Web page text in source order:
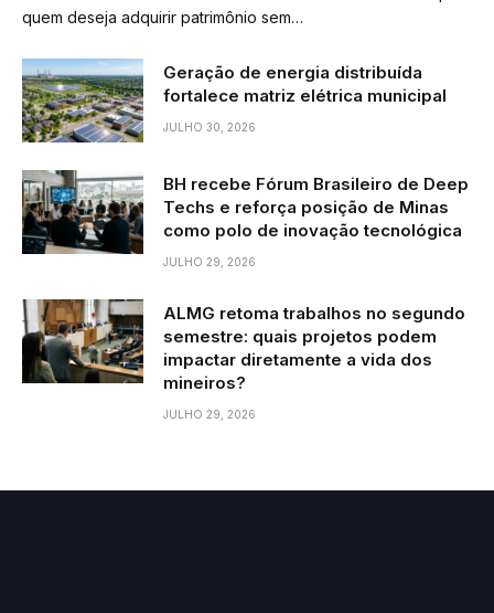
quem deseja adquirir patrimônio sem…
Geração de energia distribuída
fortalece matriz elétrica municipal
JULHO 30, 2026
BH recebe Fórum Brasileiro de Deep
Techs e reforça posição de Minas
como polo de inovação tecnológica
JULHO 29, 2026
ALMG retoma trabalhos no segundo
semestre: quais projetos podem
impactar diretamente a vida dos
mineiros?
JULHO 29, 2026